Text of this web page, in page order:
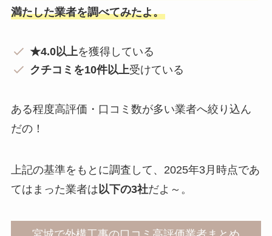
満たした業者を調べてみたよ。
★4.0以上を獲得している
クチコミを10件以上受けている
ある程度高評価・口コミ数が多い業者へ絞り込ん
だの！
上記の基準をもとに調査して、2025年3月時点であ
てはまった業者は以下の3社だよ～。